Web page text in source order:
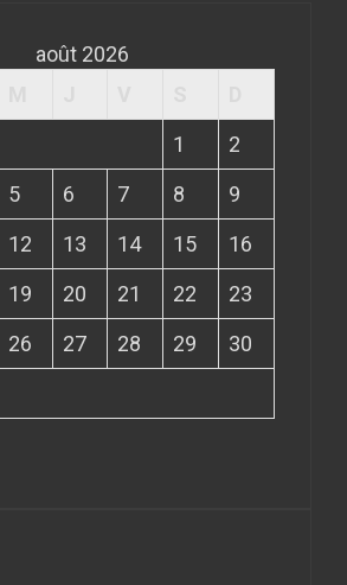
août 2026
1
2
5 6 7 8
9
12 13 14 15
16
19 20 21 22
23
26 27 28 29
30